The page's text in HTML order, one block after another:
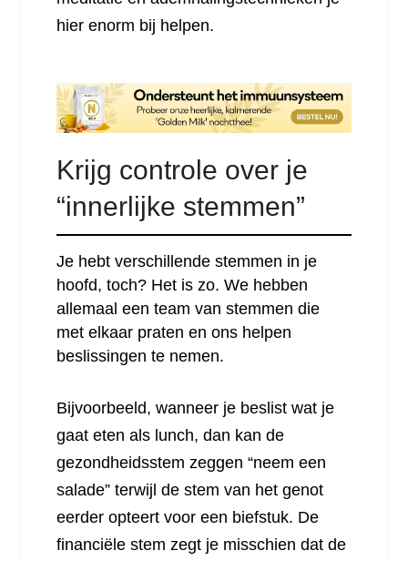
hier enorm bij helpen.
Krijg controle over je
“innerlijke stemmen”
Je hebt verschillende stemmen in je
hoofd, toch? Het is zo. We hebben
allemaal een team van stemmen die
met elkaar praten en ons helpen
beslissingen te nemen.
Bijvoorbeeld, wanneer je beslist wat je
gaat eten als lunch, dan kan de
gezondheidsstem zeggen “neem een
salade” terwijl de stem van het genot
eerder opteert voor een biefstuk. De
financiële stem zegt je misschien dat de